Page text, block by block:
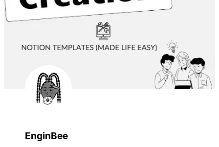
EnginBee